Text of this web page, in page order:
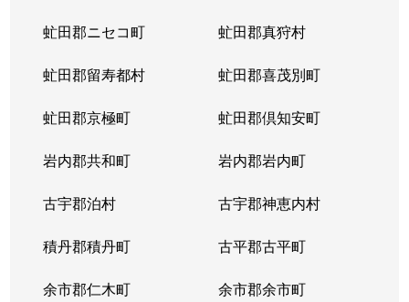
虻田郡ニセコ町 虻田郡真狩村
虻田郡留寿都村 虻田郡喜茂別町
虻田郡京極町 虻田郡倶知安町
岩内郡共和町 岩内郡岩内町
古宇郡泊村 古宇郡神恵内村
積丹郡積丹町 古平郡古平町
余市郡仁木町 余市郡余市町